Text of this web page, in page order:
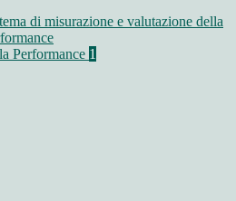
di misurazione e valutazione della
Performance 1